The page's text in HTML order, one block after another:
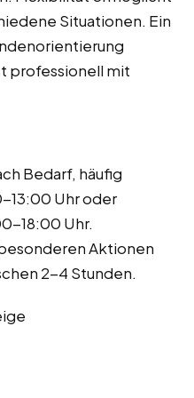
Situationen. Ein
professionell mit
Bedarf, häufig
13:00 Uhr oder
18:00 Uhr.
Aktionen
2-4 Stunden.